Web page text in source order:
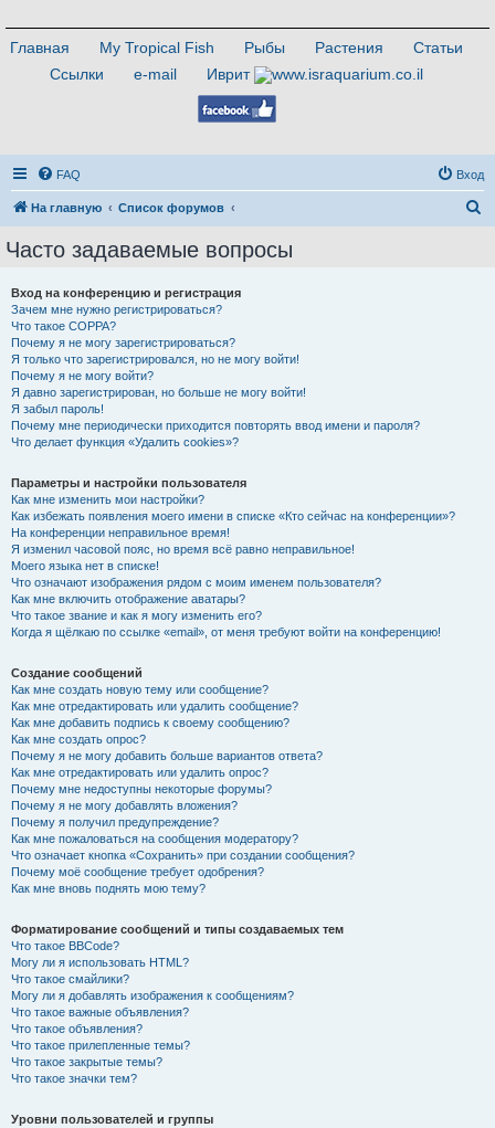
Главная My Tropical Fish Рыбы Растения
Статьи
Ссылки
e-mail Иврит
FAQ Вход
На главную Список форумов
Часто задаваемые вопросы
Вход на конференцию и регистрация
Зачем мне нужно регистрироваться?
Что такое COPPA?
Почему я не могу зарегистрироваться?
Я только что зарегистрировался, но не могу войти!
Почему я не могу войти?
Я давно зарегистрирован, но больше не могу войти!
Я забыл пароль!
Почему мне периодически приходится повторять ввод имени и пароля?
Что делает функция «Удалить cookies»?
Параметры и настройки пользователя
Как мне изменить мои настройки?
Как избежать появления моего имени в списке «Кто сейчас на конференции»?
На конференции неправильное время!
Я изменил часовой пояс, но время всё равно неправильное!
Моего языка нет в списке!
Что означают изображения рядом с моим именем пользователя?
Как мне включить отображение аватары?
Что такое звание и как я могу изменить его?
Когда я щёлкаю по ссылке «email», от меня требуют войти на конференцию!
Создание сообщений
Как мне создать новую тему или сообщение?
Как мне отредактировать или удалить сообщение?
Как мне добавить подпись к своему сообщению?
Как мне создать опрос?
Почему я не могу добавить больше вариантов ответа?
Как мне отредактировать или удалить опрос?
Почему мне недоступны некоторые форумы?
Почему я не могу добавлять вложения?
Почему я получил предупреждение?
Как мне пожаловаться на сообщения модератору?
Что означает кнопка «Сохранить» при создании сообщения?
Почему моё сообщение требует одобрения?
Как мне вновь поднять мою тему?
Форматирование сообщений и типы создаваемых тем
Что такое BBCode?
Могу ли я использовать HTML?
Что такое смайлики?
Могу ли я добавлять изображения к сообщениям?
Что такое важные объявления?
Что такое объявления?
Что такое прилепленные темы?
Что такое закрытые темы?
Что такое значки тем?
Уровни пользователей и группы